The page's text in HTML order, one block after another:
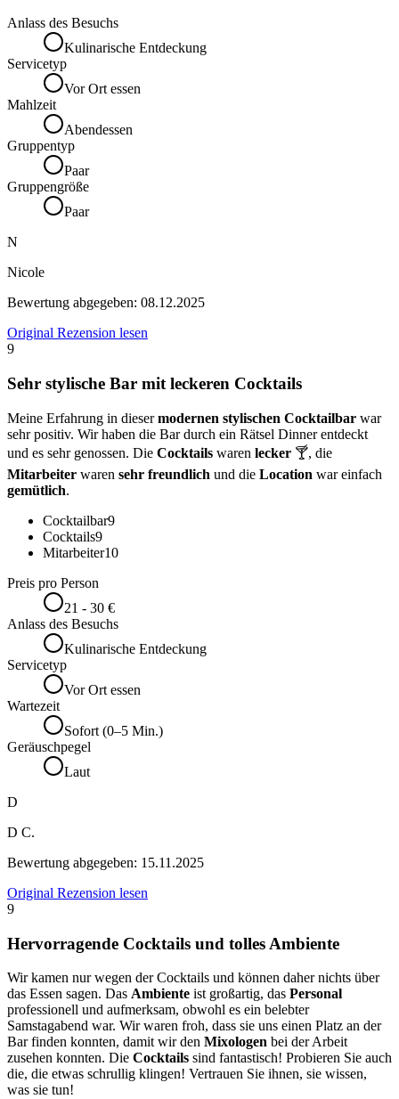
Anlass des Besuchs
Kulinarische Entdeckung
Servicetyp
Vor Ort essen
Mahlzeit
Abendessen
Gruppentyp
Paar
Gruppengröße
Paar
N
Nicole
Bewertung abgegeben: 08.12.2025
Original Rezension lesen
9
Sehr stylische Bar mit leckeren Cocktails
Meine Erfahrung in diesermodernen stylischen Cocktailbar war
sehr positiv. Wir haben die Bar durch ein Rätsel Dinner entdeckt
und es sehr genossen. Die Cocktails waren lecker 🍸, die
Mitarbeiter waren sehr freundlich und die Location war einfach
gemütlich.
Cocktailbar9
Cocktails9
Mitarbeiter10
Preis pro Person
21 - 30 €
Anlass des Besuchs
Kulinarische Entdeckung
Servicetyp
Vor Ort essen
Wartezeit
Sofort (0–5 Min.)
Geräuschpegel
Laut
D
D C.
Bewertung abgegeben: 15.11.2025
Original Rezension lesen
9
Hervorragende Cocktails und tolles Ambiente
Wir kamen nur wegen der Cocktails und können daher nichts über
das Essen sagen. Das Ambiente ist großartig, das Personal
professionell und aufmerksam, obwohl es ein belebter
Samstagabend war. Wir waren froh, dass sie uns einen Platz an der
Bar finden konnten, damit wir den Mixologen bei der Arbeit
zusehen konnten. Die Cocktails sind fantastisch! Probieren Sie auch
die, die etwas schrullig klingen! Vertrauen Sie ihnen, sie wissen,
was sie tun!